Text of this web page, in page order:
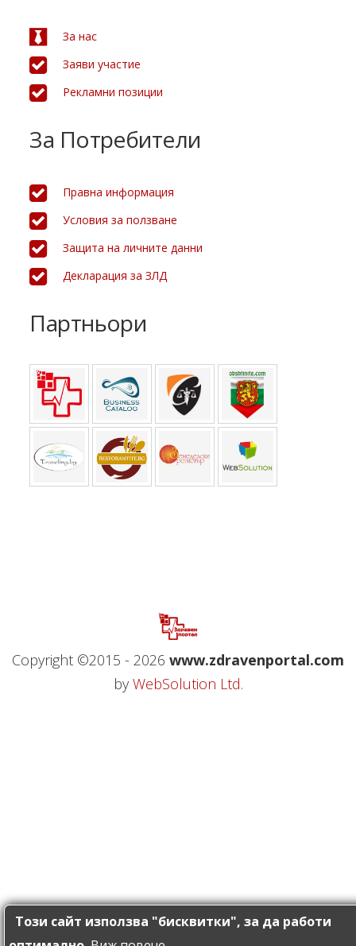
Този сайт използва "бисквитки", за да работи
За нас
Заяви участие
Рекламни позиции
За Потребители
Правна информация
Условия за ползване
Защита на личните данни
Декларация за ЗЛД
Партньори
Copyright ©2015 - 2026 www.zdravenportal.com
by WebSolution Ltd.